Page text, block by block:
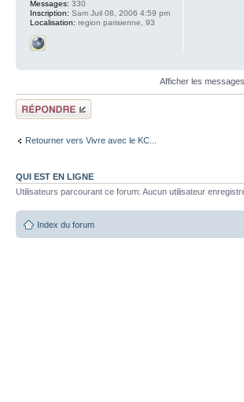
Messages: 330
Inscription: Sam Juil 08, 2006 4:59 pm
Localisation: region parisienne, 93
Afficher les
Répondre
Retourner vers Vivre avec le KC...
QUI EST EN LIGNE
Utilisateurs parcourant ce forum: Aucun utilisateur
Index du forum